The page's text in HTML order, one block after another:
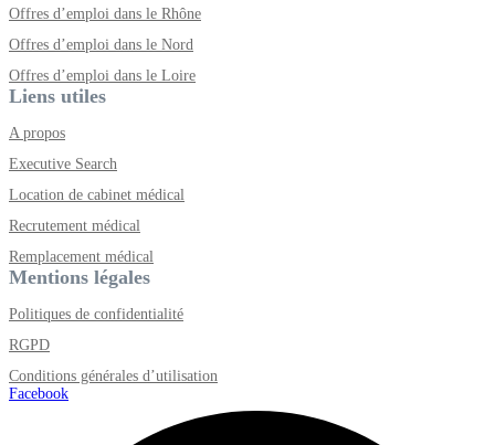
Offres d’emploi dans le Rhône
Offres d’emploi dans le Nord
Offres d’emploi dans le Loire
Liens utiles
A propos
Executive Search
Location de cabinet médical
Recrutement médical
Remplacement médical
Mentions légales
Politiques de confidentialité
RGPD
Conditions générales d’utilisation
Facebook